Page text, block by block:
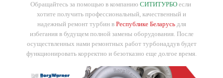
Обращайтесь за помощью в компанию СИТИТУРБО если
хотите получить профессиональный, качественный и
надежный ремонт турбин в Республике Беларусьдля
избегания в будущем полной замены оборудования. После
осуществленных нами ремонтных работ турбонаддув будет
функционировать корректно и безотказно еще долгое время.